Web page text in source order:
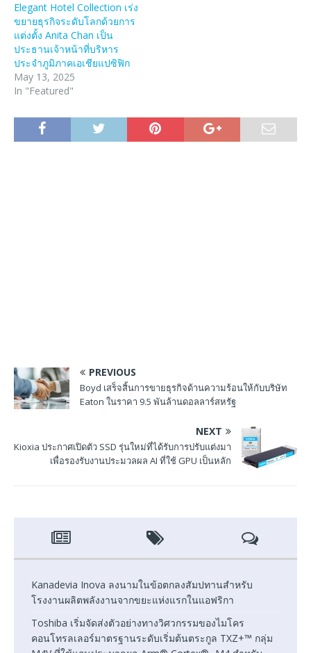
Elegant Hotel Collection เร่ง
ขยายธุรกิจระดับโลกด้วยการ
แต่งตั้ง Anita Chan เป็น
ประธานเจ้าหน้าที่บริหาร
ประจำภูมิภาคเอเชียแปซิฟิก
May 13, 2025
In "Featured"
PREVIOUS
Boyd เสร็จสิ้นการขายธุรกิจด้านความร้อนให้กับบริษัท
Eaton ในราคา 9.5 พันล้านดอลลาร์สหรัฐ
NEXT
Kioxia ประกาศเปิดตัว SSD รุ่นใหม่ที่ได้รับการปรับแต่งมา
เพื่อรองรับงานประมวลผล AI ที่ใช้ GPU เป็นหลัก
Kanadevia Inova ลงนามในข้อตกลงสัมปทานสำหรับ
โรงงานผลิตพลังงานจากขยะแห่งแรกในแอฟริกา
Toshiba เริ่มจัดส่งตัวอย่างทางวิศวกรรมของไมโคร
คอนโทรลเลอร์มาตรฐานระดับเริ่มต้นตระกูล TXZ+™ กลุ่ม